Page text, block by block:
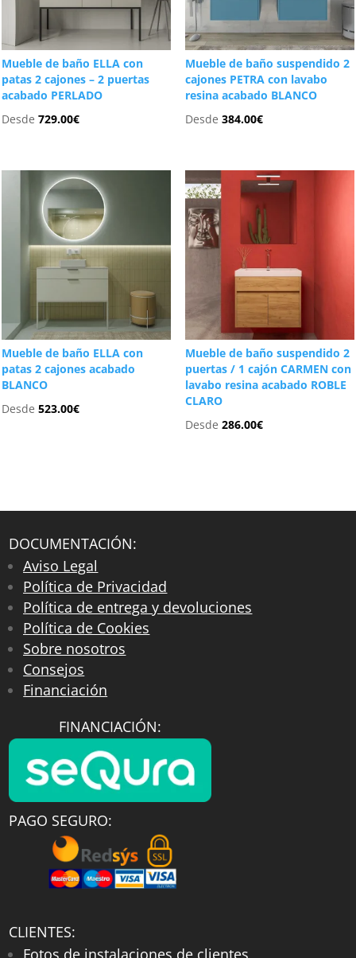
Mueble de baño ELLA con
patas 2 cajones – 2 puertas
acabado PERLADO
Desde729.00€
Mueble de baño suspendido 2
cajones PETRA con lavabo
resina acabado BLANCO
Desde 384.00€
Mueble de baño ELLA con
patas 2 cajones acabado
BLANCO
Desde523.00€
Mueble de baño suspendido 2
puertas / 1 cajón CARMEN con
lavabo resina acabado ROBLE
CLARO
Desde 286.00€
DOCUMENTACIÓN:
Aviso Legal
Política de Privacidad
Política de entrega y devoluciones
Política de Cookies
Sobre nosotros
Consejos
Financiación
FINANCIACIÓN:
PAGO SEGURO:
CLIENTES:
Fotos de instalaciones de clientes